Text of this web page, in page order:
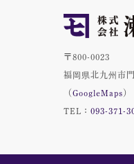
〒800-0023
福岡県北九州市
（ GoogleMaps ）
TEL： 093-371-